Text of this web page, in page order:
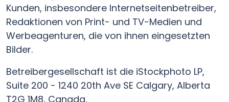
Kunden, insbesondere Internetseitenbetreiber,
Redaktionen von Print- und TV-Medien und
Werbeagenturen, die von ihnen eingesetzten
Bilder.
Betreibergesellschaft ist die iStockphoto LP,
Suite 200 - 1240 20th Ave SE Calgary, Alberta
T2G 1M8, Canada.